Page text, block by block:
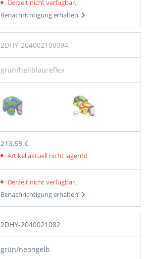
Derzeit nicht verfügbar.
Benachrichtigung erhalten
2DHY-204002108094
grün/hellblaureflex
213,59 €
Artikel aktuell nicht lagernd
Derzeit nicht verfügbar.
Benachrichtigung erhalten
2DHY-2040021082
grün/neongelb